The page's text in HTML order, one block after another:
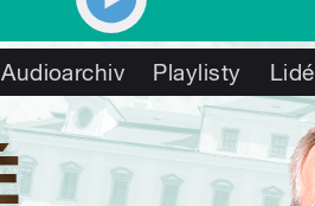
Audioarchiv Playlisty Lidé